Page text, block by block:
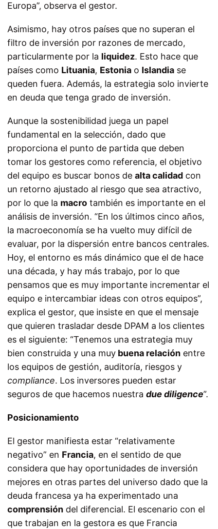
Europa”, observa el gestor.
Asimismo, hay otros países que no superan el
filtro de inversión por razones de mercado,
particularmente por la liquidez. Esto hace que
países como Lituania, Estonia o Islandia se
queden fuera. Además, la estrategia solo invierte
en deuda que tenga grado de inversión.
Aunque la sostenibilidad juega un papel
fundamental en la selección, dado que
proporciona el punto de partida que deben
tomar los gestores como referencia, el objetivo
del equipo es buscar bonos de alta calidad con
un retorno ajustado al riesgo que sea atractivo,
por lo que la macro también es importante en el
análisis de inversión. “En los últimos cinco años,
la macroeconomía se ha vuelto muy difícil de
evaluar, por la dispersión entre bancos centrales.
Hoy, el entorno es más dinámico que el de hace
una década, y hay más trabajo, por lo que
pensamos que es muy importante incrementar el
equipo e intercambiar ideas con otros equipos”,
explica el gestor, que insiste en que el mensaje
que quieren trasladar desde DPAM a los clientes
es el siguiente: “Tenemos una estrategia muy
bien construida y una muy buena relación entre
los equipos de gestión, auditoría, riesgos y
compliance. Los inversores pueden estar
seguros de que hacemos nuestra due diligence”.
Posicionamiento
El gestor manifiesta estar “relativamente
negativo” en Francia, en el sentido de que
considera que hay oportunidades de inversión
mejores en otras partes del universo dado que la
deuda francesa ya ha experimentado una
comprensión del diferencial. El escenario con el
que trabajan en la gestora es que Francia